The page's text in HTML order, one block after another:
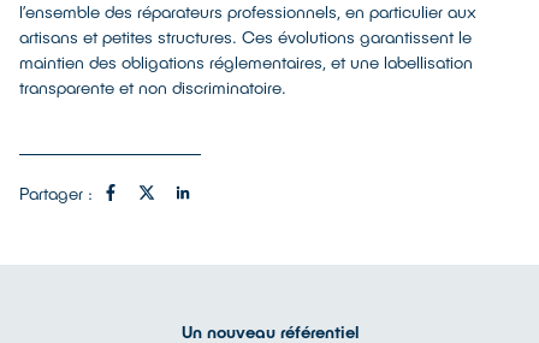
l’ensemble des réparateurs professionnels, en particulier aux
artisans et petites structures. Ces évolutions garantissent le
maintien des obligations réglementaires, et une labellisation
transparente et non discriminatoire.
Partager :
Un nouveau référentiel